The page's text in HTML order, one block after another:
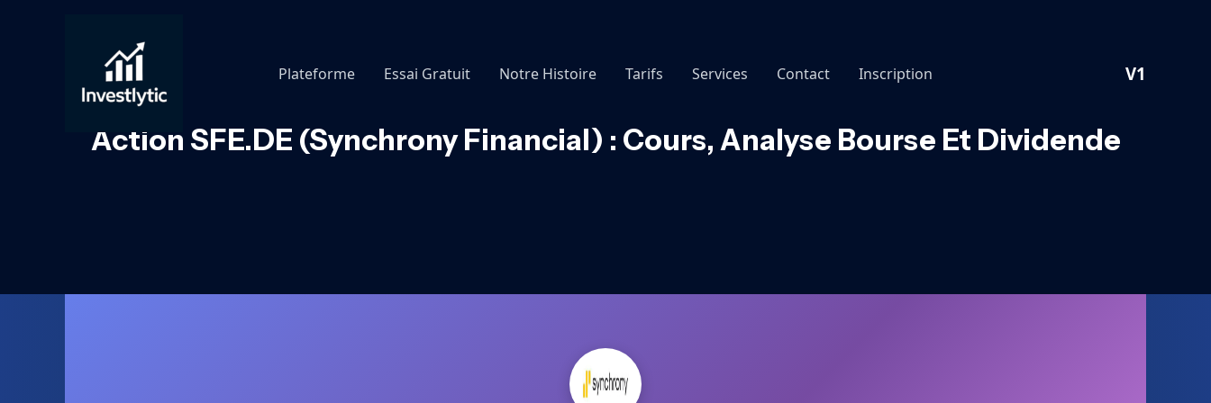
Plateforme
Essai Gratuit Notre Histoire Tarifs Services Contact Inscription V1
Action SFE.DE (Synchrony Financial) : Cours, Analyse Bourse Et Dividende